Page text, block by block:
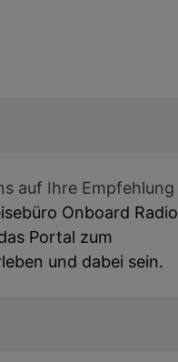
auf Ihre Empfehlung
Onboard Radio
Portal zum
und dabei sein.